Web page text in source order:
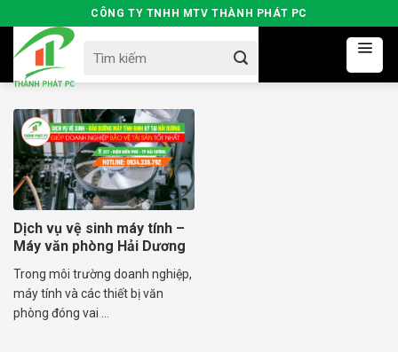
to
content
CÔNG TY TNHH MTV THÀNH PHÁT PC
for:
Dịch vụ vệ sinh máy tính –
Máy văn phòng Hải Dương
Trong môi trường doanh nghiệp,
máy tính và các thiết bị văn
phòng đóng vai ...